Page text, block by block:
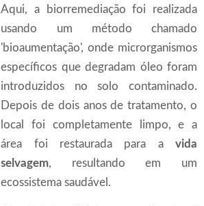
Aqui, a biorremediação foi realizada
usando um método chamado
'bioaumentação', onde microrganismos
específicos que degradam óleo foram
introduzidos no solo contaminado.
Depois de dois anos de tratamento, o
local foi completamente limpo, e a
área foi restaurada para a vida
selvagem, resultando em um
ecossistema saudável.